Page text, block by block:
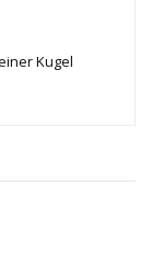
Kugel